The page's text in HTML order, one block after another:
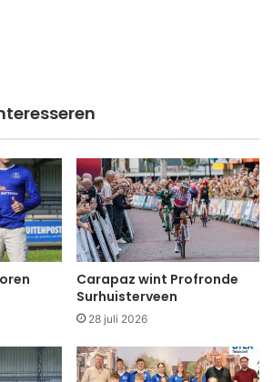
Carapaz wint Profronde
Surhuisterveen
28 juli 2026